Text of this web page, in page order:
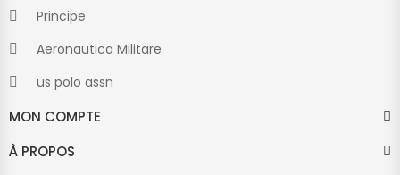
Principe
Aeronautica Militare
us polo assn
MON COMPTE
À PROPOS